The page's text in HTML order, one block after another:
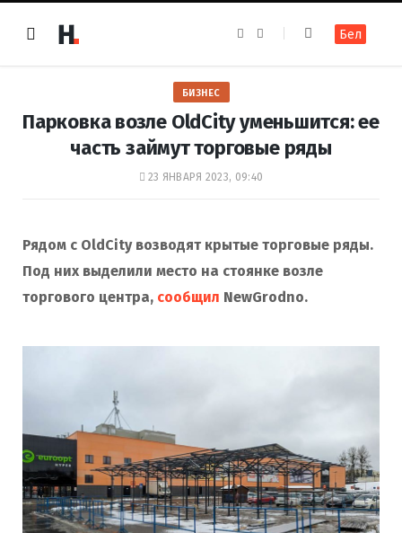
e
k
t
a
m
Бел
БИЗНЕС
Парковка возле OldCity уменьшится: ее
часть займут торговые ряды
23 ЯНВАРЯ 2023, 09:40
Рядом с OldCity возводят крытые торговые ряды.
Под них выделили место на стоянке возле
торгового центра, сообщил NewGrodno.